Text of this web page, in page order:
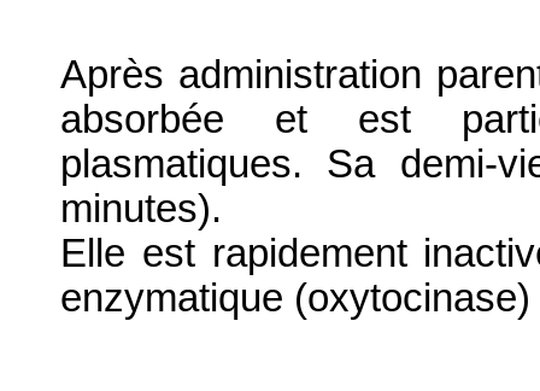
Après administration
absorbée et est
plasmatiques. Sa
minutes).
Elle est rapidement
enzymatique